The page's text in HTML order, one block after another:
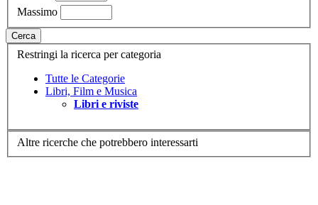
Massimo
Cerca
Restringi la ricerca per categoria
Tutte le Categorie
Libri, Film e Musica
Libri e riviste
Altre ricerche che potrebbero interessarti